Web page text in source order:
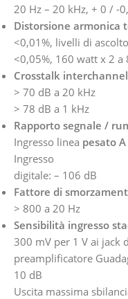
20 Hz – 20 kHz, + 0 / -
Distorsione armonica
<0,01%, livelli di
<0,05%, 160 watt x 2 a
Crosstalk interchannel
> 70 dB a 20 kHz
> 78 dB a 1 kHz
Rapporto segnale /
Ingresso linea pesato A
Ingresso
digitale: – 106 dB
Fattore di
> 800 a 20 Hz
Sensibilità ingresso
300 mV per 1 V ai jack
preamplificatore
10 dB
Uscita massima